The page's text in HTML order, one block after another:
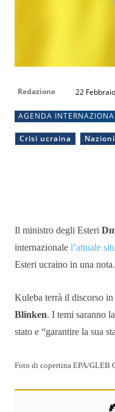
Redazione 22
AGENDA
Crisi ucraina
Il ministro degli Esteri
internazionale l’attuale
Esteri ucraino in una nota.
Kuleba terrà il discorso
Blinken. I temi saranno
stato e “garantire la sua
Foto di copertina EPA/GLEB